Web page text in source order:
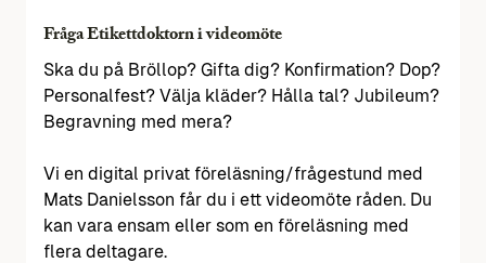
Fråga Etikettdoktorn i videomöte
Ska du på Bröllop? Gifta dig? Konfirmation? Dop?
Personalfest? Välja kläder? Hålla tal? Jubileum?
Begravning med mera?
Vi en digital privat föreläsning/frågestund med
Mats Danielsson får du i ett videomöte råden. Du
kan vara ensam eller som en föreläsning med
flera deltagare.